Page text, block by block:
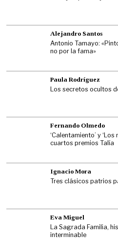
Alejandro Santos
Antonio Tamayo:
no por la fama»
Paula Rodríguez
Los secretos ocultos
Fernando Olmedo
‘Calentamiento’ y
cuartos premios Talía
Ignacio Mora
Tres clásicos patrios
Eva Miguel
La Sagrada Familia,
interminable